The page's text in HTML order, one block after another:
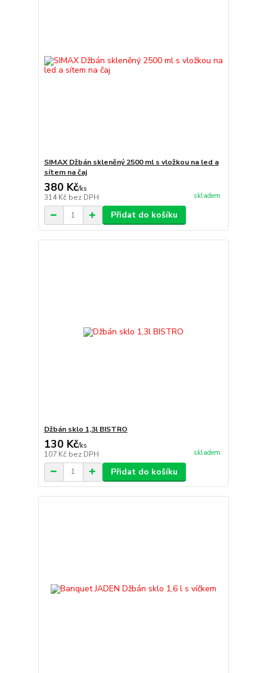
SIMAX Džbán skleněný 2500 ml s vložkou na led a
sítem na čaj
380 Kč/ks
314 Kč bez DPH skladem
Přidat do košíku
Džbán sklo 1,3l BISTRO
130 Kč/ks
107 Kč bez DPH skladem
Přidat do košíku